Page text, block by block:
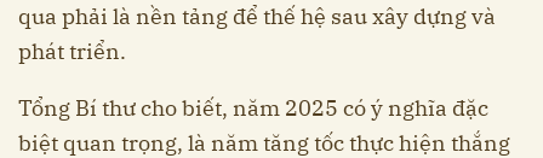
qua phải là nền tảng để thế hệ sau xây dựng và
phát triển.
Tổng Bí thư cho biết, năm 2025 có ý nghĩa đặc
biệt quan trọng, là năm tăng tốc thực hiện thắng